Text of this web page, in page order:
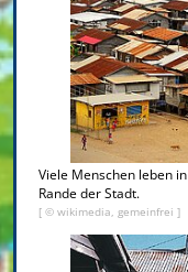
Viele Menschen leben
Rande der Stadt.
[ © wikimedia, gemeinfrei ]